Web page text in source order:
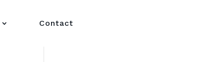
Contact